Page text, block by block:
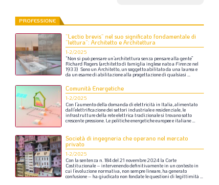
PROFESSIONE
“Lectio brevis” nel suo significato fondamentale di
“lettura”: Architetto e Architettura
1-2/2025
“Non si può pensare un’architettura senza pensarealla gente”
Richard Rogers (architettodi famiglia inglese natoa Firenze nel
1933) Sono un Architetto, un soggettoabilitatoda una laurea e
da un esamedi abilitazionealla progettazionedi qualsiasi
Comunità Energetiche
1-2/2025
Con l’aumentodella domanda di elettricità in Italia, alimentato
dall’elettrificazionedei settori industrialee residenziale, le
infrastrutturedella reteelettrica tradizionalesi trovanosotto
crescente pressione. Le politicheenergeticheeuropeeeitaliane
Società di ingegneria che operano nel mercato
privato
1-2/2025
Con la sentenza n. 184del 21 novembre2024 la Corte
Costituzionale–intervenendodefinitivamentein un contestoin
cui l’evoluzione normativa, non sempre lineare, ha generato
confusione– ha giudicato non fondate lequestioni di legittimità